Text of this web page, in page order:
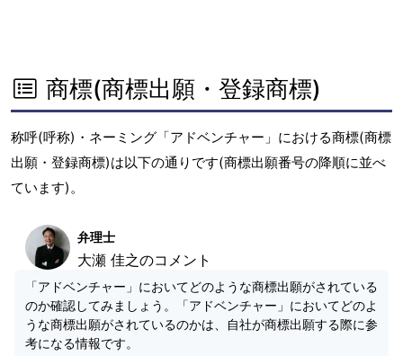
商標(商標出願・登録商標)
称呼(呼称)・ネーミング「アドベンチャー」における商標(商標
出願・登録商標)は以下の通りです(商標出願番号の降順に並べ
ています)。
弁理士
大瀬 佳之のコメント
「アドベンチャー」においてどのような商標出願がされている
のか確認してみましょう。「アドベンチャー」においてどのよ
うな商標出願がされているのかは、自社が商標出願する際に参
考になる情報です。